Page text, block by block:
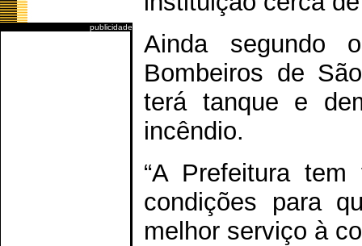
publicidade
Ainda segundo
Bombeiros de
terá tanque e
incêndio.
“A Prefeitura
condições para
melhor serviço à